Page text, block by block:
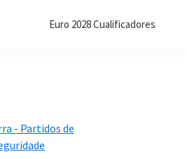
Euro 2028 Cualificadores
- Partidos de